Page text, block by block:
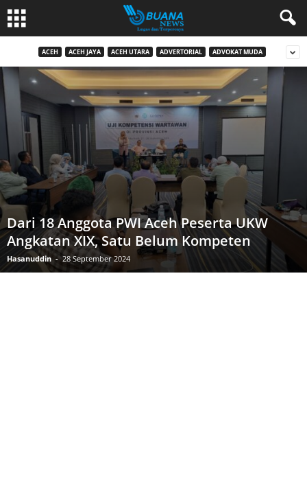
ACEH ACEH JAYA ACEH UTARA ADVERTORIAL ADVOKAT MUDA
Dari 18 Anggota PWI Aceh Peserta UKW
Angkatan XIX, Satu Belum Kompeten
Hasanuddin - 28 September 2024